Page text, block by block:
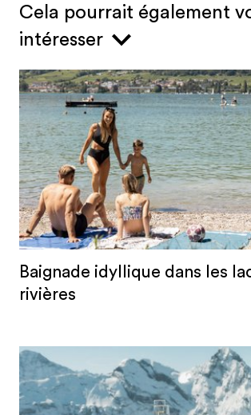
Cela pourrait également
intéresser
Baignade idyllique dans les
rivières